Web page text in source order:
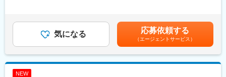
する場合は、1時間当たり500円の手当を支給
変更の範囲：会社の定める業務
・図面ライセンサー（デンマーク）との設計要素についての技術
協議
※図面作成業務や解析作業は協力会社に外注しています。
更になる場合もございます。■新卒入社モデル年収(大卒)：27歳
(入社5年目) 650万円 / 32歳(入社10年目) 870万円賃金はあくま
でも目安の金額であり、選考を通じて上下する可能性がありま
す。月給(月額)は固定手当を含めた表記です。
気になる 応募依頼する
（エージェントサービス）
NEW